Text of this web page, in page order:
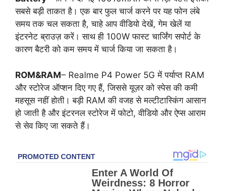
सबसे बड़ी ताकत है। एक बार फुल चार्ज करने पर यह फोन लंबे
समय तक चल सकता है, चाहे आप वीडियो देखें, गेम खेलें या
इंटरनेट ब्राउज़ करें। साथ ही 100W फास्ट चार्जिंग सपोर्ट के
कारण बैटरी को कम समय में चार्ज किया जा सकता है।
ROM&RAM– Realme P4 Power 5G में पर्याप्त RAM
और स्टोरेज ऑप्शन दिए गए हैं, जिससे यूज़र को स्पेस की कमी
महसूस नहीं होती। बड़ी RAM की वजह से मल्टीटास्किंग आसान
हो जाती है और इंटरनल स्टोरेज में फोटो, वीडियो और ऐप्स आराम
से सेव किए जा सकते हैं।